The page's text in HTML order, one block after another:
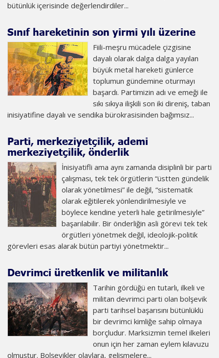
bütünlük içerisinde değerlendirdiler...
Sınıf hareketinin son yirmi yılı üzerine
Fiili-meşru mücadele çizgisine
dayalı olarak dalga dalga yayılan
büyük metal hareketi günlerce
toplumun gündemine oturmayı
başardı. Partimizin adı ve emeği ile
sıkı sıkıya ilişkili son iki direniş, taban
inisiyatifine dayalı ve sendika bürokrasisinden bağımsız...
Parti, merkeziyetçilik, ademi
merkeziyetçilik, önderlik
İnisiyatifli ama aynı zamanda disiplinli bir parti
çalışması, tek tek örgütlerin “üstten gündelik
olarak yönetilmesi” ile değil, “sistematik
olarak eğitilerek yönlendirilmesiyle ve
böylece kendine yeterli hale getirilmesiyle”
başarılabilir. Bir önderliğin asli görevi tek tek
örgütleri yönetmek değil, ideolojik-politik
görevleri esas alarak bütün partiyi yönetmektir...
Devrimci üretkenlik ve militanlık
Tarihin gördüğü en tutarlı, ilkeli ve
militan devrimci parti olan bolşevik
parti tarihsel başarısını bütünlüklü
bir devrimci kimliğe sahip olmaya
borçludur. Marksizmin temel ilkeleri
onun için her zaman eylem kılavuzu
olmuştur. Bolşevikler olaylara, gelişmelere...